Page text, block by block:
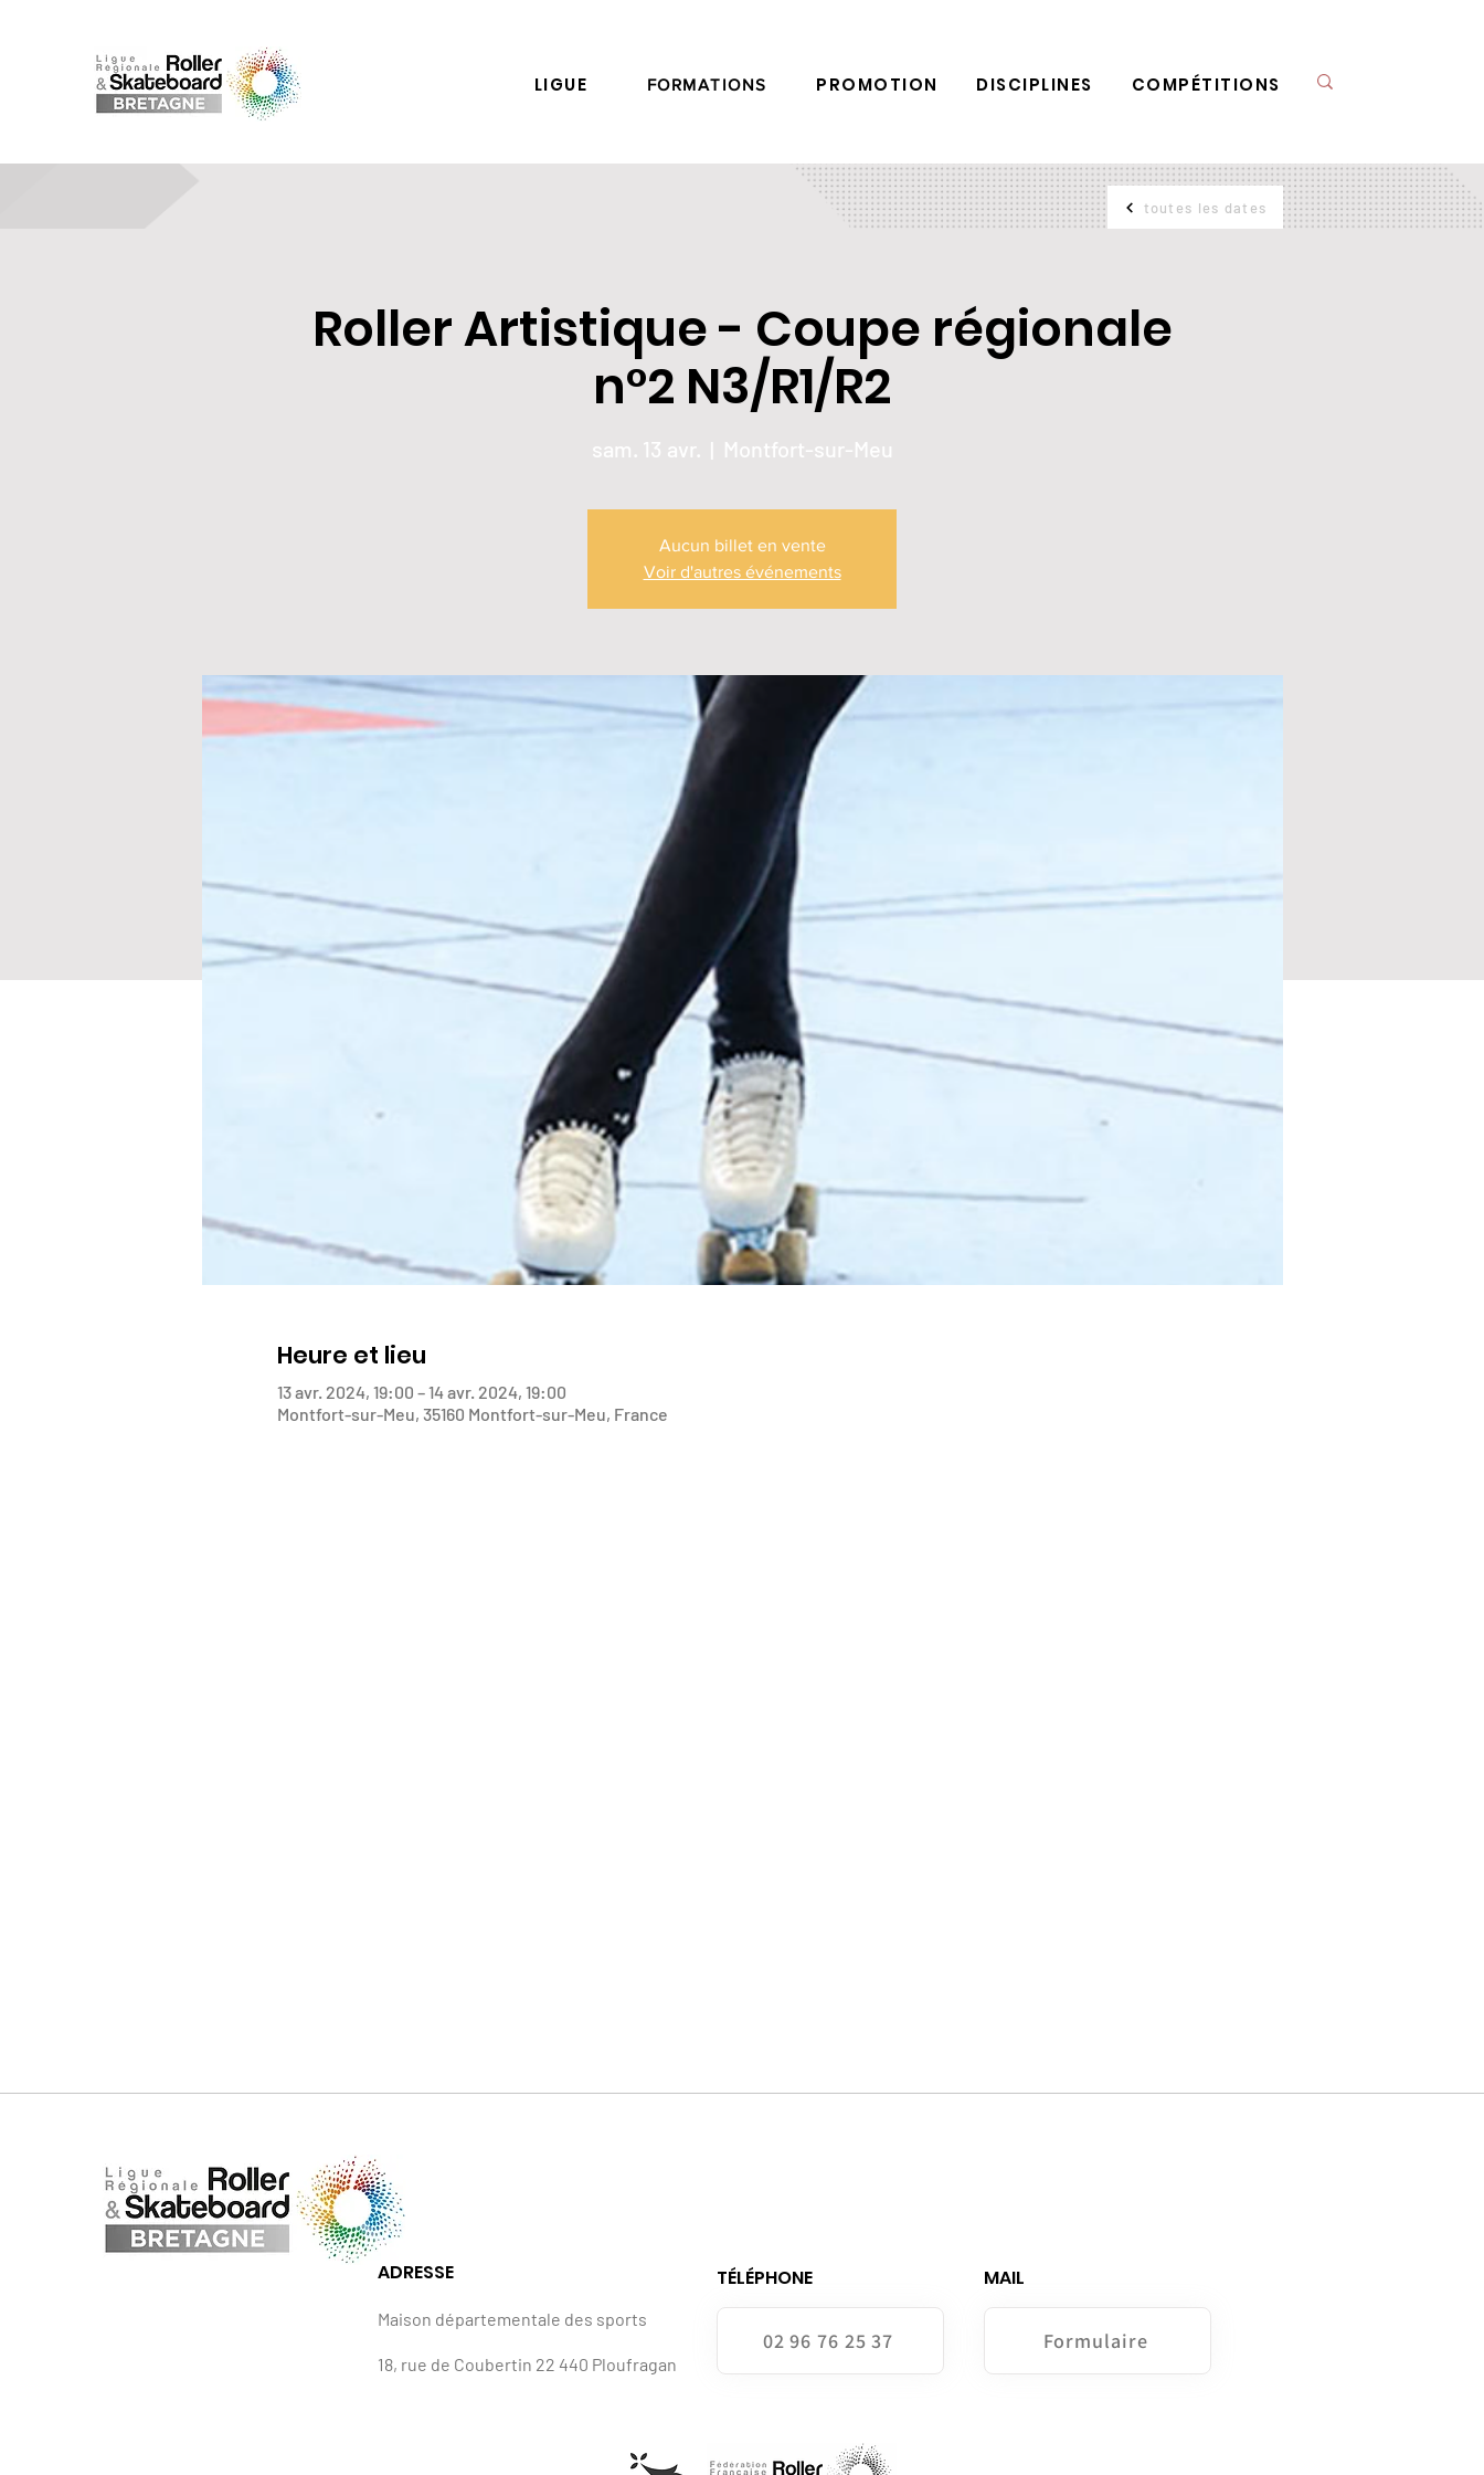
LIGUE FORMATIONS PROMOTION DISCIPLINES COMPÉTITIONS
Roller Artistique - Coupe régionale
n°2 N3/R1/R2
sam. 13 avr.
  |
Montfort-sur-Meu
Aucun billet en vente
Voir d'autres événements
Heure et lieu
13 avr. 2024, 19:00 – 14 avr. 2024, 19:00
Montfort-sur-Meu, 35160 Montfort-sur-Meu, France
toutes les dates
ADRESSE
Maison départementale des sports
18, rue de Coubertin 22 440 Ploufragan
TÉLÉPHONE
02 96 76 25 37
MAIL
Formulaire